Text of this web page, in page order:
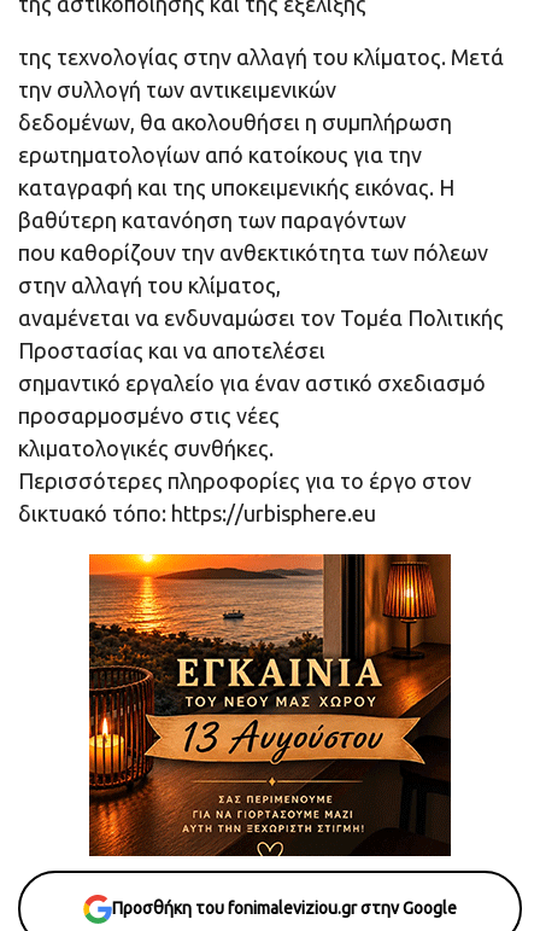
της τεχνολογίας στην αλλαγή του κλίματος. Μετά
την συλλογή των αντικειμενικών
δεδομένων, θα ακολουθήσει η συμπλήρωση
ερωτηματολογίων από κατοίκους για την
καταγραφή και της υποκειμενικής εικόνας. Η
βαθύτερη κατανόηση των παραγόντων
που καθορίζουν την ανθεκτικότητα των πόλεων
στην αλλαγή του κλίματος,
αναμένεται να ενδυναμώσει τον Τομέα Πολιτικής
Προστασίας και να αποτελέσει
σημαντικό εργαλείο για έναν αστικό σχεδιασμό
προσαρμοσμένο στις νέες
κλιματολογικές συνθήκες.
Περισσότερες πληροφορίες για το έργο στον
δικτυακό τόπο: https://urbisphere.eu
Προσθήκη του fonimaleviziou.gr στην Google